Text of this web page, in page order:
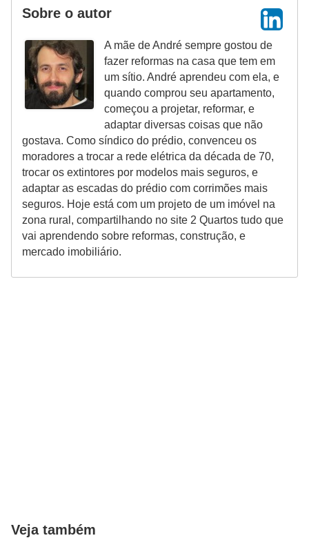
Sobre o autor
A mãe de André sempre gostou de
fazer reformas na casa que tem em
um sítio. André aprendeu com ela, e
quando comprou seu apartamento,
começou a projetar, reformar, e
adaptar diversas coisas que não
gostava. Como síndico do prédio, convenceu os
moradores a trocar a rede elétrica da década de 70,
trocar os extintores por modelos mais seguros, e
adaptar as escadas do prédio com corrimões mais
seguros. Hoje está com um projeto de um imóvel na
zona rural, compartilhando no site 2 Quartos tudo que
vai aprendendo sobre reformas, construção, e
mercado imobiliário.
Veja também